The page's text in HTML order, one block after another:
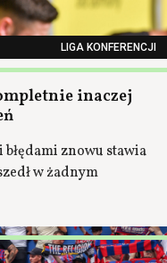
LIGA KONFERENCJI
inaczej
znowu stawia
w żadnym